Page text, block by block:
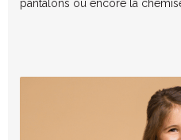
pantalons ou encore la chemis